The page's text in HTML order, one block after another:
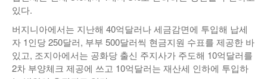
있다.
버지니아에서는 지난해 40억달러나 세금감면에 투입해 납세
자 1인당 250달러, 부부 500달러씩 현금지원 수표를 제공한 바
있고, 조지아에서는 공화당 출신 주지사가 주도해 10억달러를
2차 부양체크 제공에 쓰고 10억달러는 재산세 인하에 투입하